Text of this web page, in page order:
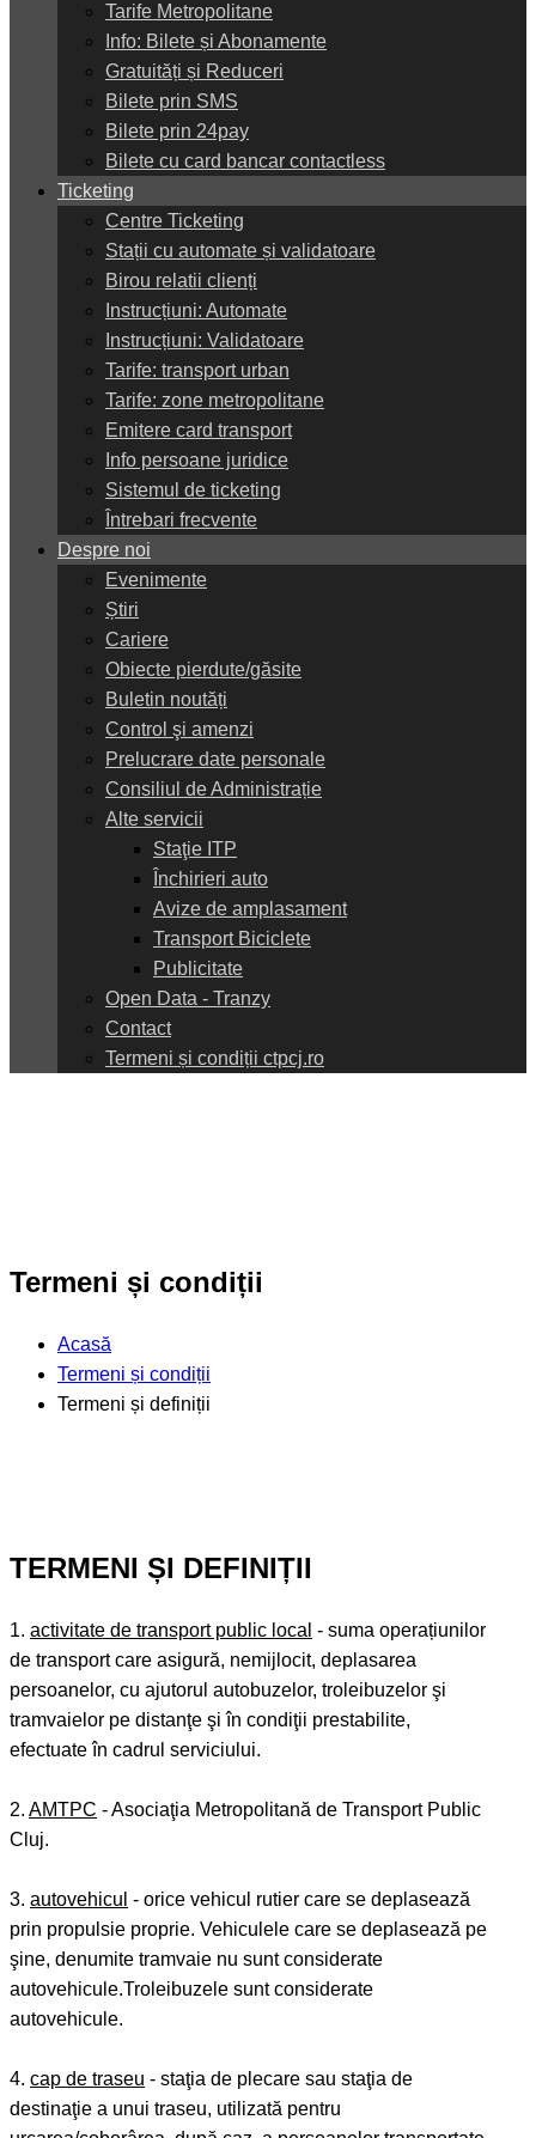
Tarife Metropolitane
Info: Bilete și Abonamente
Gratuități și Reduceri
Bilete prin SMS
Bilete prin 24pay
Bilete cu card bancar contactless
Ticketing
Centre Ticketing
Stații cu automate și validatoare
Birou relatii clienți
Instrucțiuni: Automate
Instrucțiuni: Validatoare
Tarife: transport urban
Tarife: zone metropolitane
Emitere card transport
Info persoane juridice
Sistemul de ticketing
Întrebari frecvente
Despre noi
Evenimente
Știri
Cariere
Obiecte pierdute/găsite
Buletin noutăți
Control şi amenzi
Prelucrare date personale
Consiliul de Administrație
Alte servicii
Staţie ITP
Închirieri auto
Avize de amplasament
Transport Biciclete
Publicitate
Open Data - Tranzy
Contact
Termeni și condiții ctpcj.ro
Termeni și condiții
Acasă
Termeni și condiții
Termeni și definiții
TERMENI ȘI DEFINIȚII
1. activitate de transport public local - suma operațiunilor
de transport care asigură, nemijlocit, deplasarea
persoanelor, cu ajutorul autobuzelor, troleibuzelor şi
tramvaielor pe distanţe şi în condiţii prestabilite,
efectuate în cadrul serviciului.
2. AMTPC - Asociaţia Metropolitană de Transport Public
Cluj.
3. autovehicul - orice vehicul rutier care se deplasează
prin propulsie proprie. Vehiculele care se deplasează pe
şine, denumite tramvaie nu sunt considerate
autovehicule.Troleibuzele sunt considerate
autovehicule.
4. cap de traseu - staţia de plecare sau staţia de
destinaţie a unui traseu, utilizată pentru